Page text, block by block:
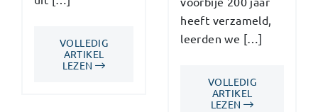
VOLLEDIG
ARTIKEL
LEZEN
heeft verzameld,
leerden we […]
VOLLEDIG
ARTIKEL
LEZEN